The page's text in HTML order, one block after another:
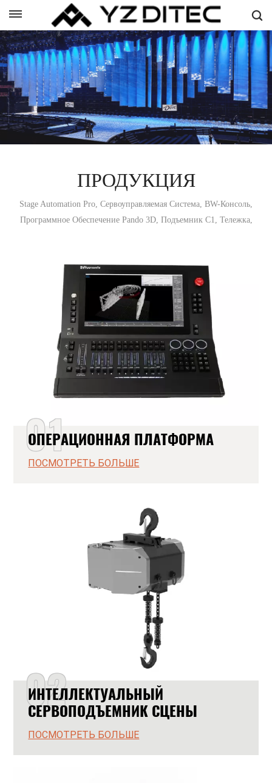
АВТОМАТИЗАЦИЯ СЦЕНЫ PRO
Продукция для проектной стадии машиностроения
ПРОДУКЦИЯ
Stage Automation Pro, Сервоуправляемая Система, BW-Консоль,
Программное Обеспечение Pando 3D, Подъемник C1, Тележка,
ОПЕРАЦИОННАЯ ПЛАТФОРМА
ПОСМОТРЕТЬ БОЛЬШЕ
01
ИНТЕЛЛЕКТУАЛЬНЫЙ
СЕРВОПОДЪЕМНИК СЦЕНЫ
ПОСМОТРЕТЬ БОЛЬШЕ
02